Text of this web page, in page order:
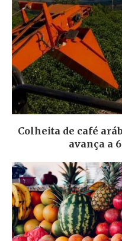
Colheita de café
avança a